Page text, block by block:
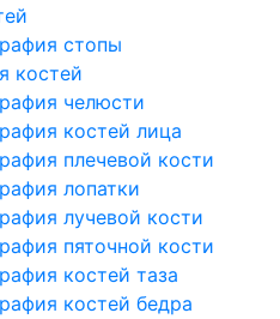
стопы
костей
челюсти
костей лица
плечевой кости
лопатки
лучевой кости
пяточной кости
костей таза
костей бедра